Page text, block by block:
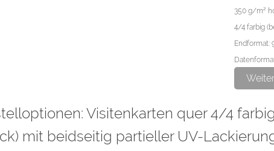
350 g/m²
4/4 farbig
Endformat:
und als
Linienstärke
Visitenkarten quer 4/4
mit beidseitig partieller UV-